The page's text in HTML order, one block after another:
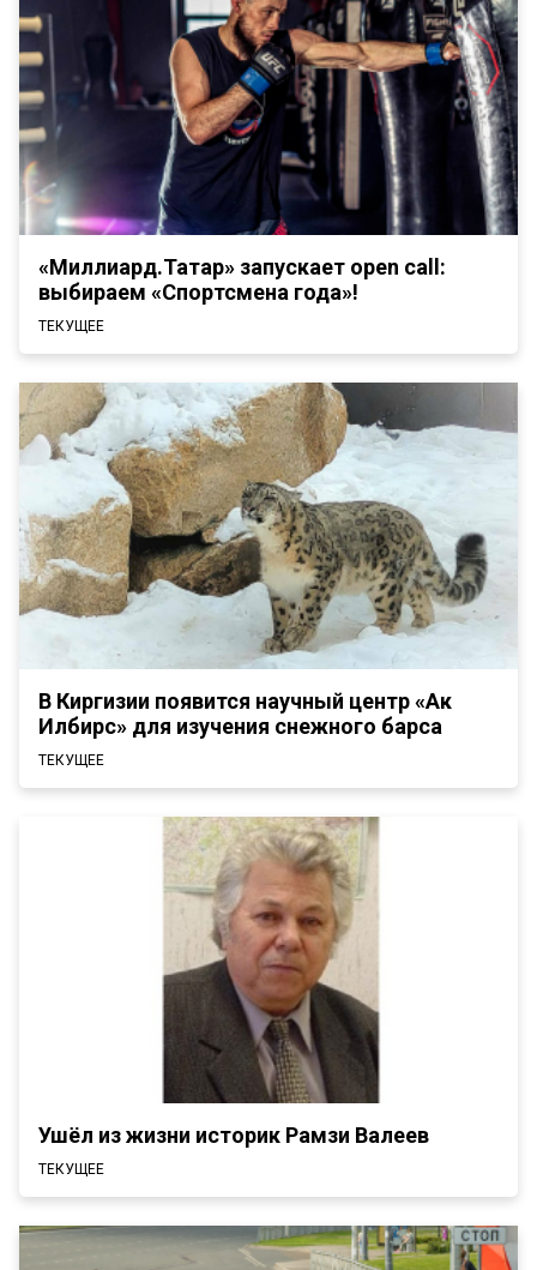
«Миллиард.Татар» запускает open call:
выбираем «Спортсмена года»!
ТЕКУЩЕЕ
В Киргизии появится научный центр «Ак
Илбирс» для изучения снежного барса
ТЕКУЩЕЕ
Ушёл из жизни историк Рамзи Валеев
ТЕКУЩЕЕ